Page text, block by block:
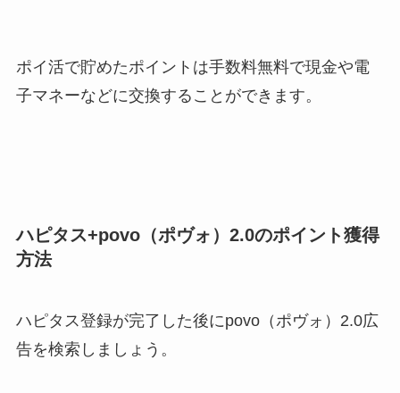
ポイ活で貯めたポイントは手数料無料で現金や電
子マネーなどに交換することができます。
ハピタス+povo（ポヴォ）2.0のポイント獲得
方法
ハピタス登録が完了した後にpovo（ポヴォ）2.0広
告を検索しましょう。